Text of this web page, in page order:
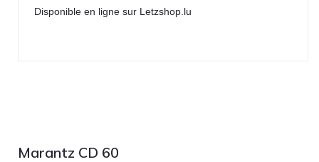
Disponible en ligne sur Letzshop.lu
Marantz CD 60